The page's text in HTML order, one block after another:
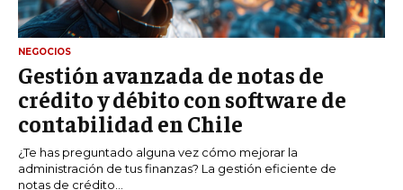
NEGOCIOS
Gestión avanzada de notas de
crédito y débito con software de
contabilidad en Chile
¿Te has preguntado alguna vez cómo mejorar la
administración de tus finanzas? La gestión eficiente de
notas de crédito...